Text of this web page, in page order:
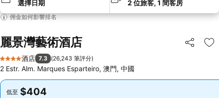
選擇日期 2 位旅客, 1 間客房
佣金如何影響排名
麗景灣藝術酒店 分享
放
4 星級
酒店 7.3 (26,243 筆評分)
2 Estr. Alm. Marques Esparteiro, 澳門, 中國
低至 $404
低至 $404